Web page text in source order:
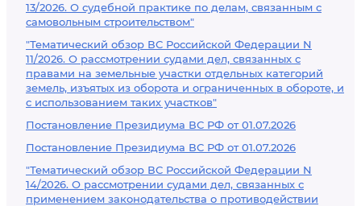
13/2026. О судебной практике по делам, связанным с
самовольным строительством"
"Тематический обзор ВС Российской Федерации N
11/2026. О рассмотрении судами дел, связанных с
правами на земельные участки отдельных категорий
земель, изъятых из оборота и ограниченных в обороте, и
с использованием таких участков"
Постановление Президиума ВС РФ от 01.07.2026
Постановление Президиума ВС РФ от 01.07.2026
"Тематический обзор ВС Российской Федерации N
14/2026. О рассмотрении судами дел, связанных с
применением законодательства о противодействии